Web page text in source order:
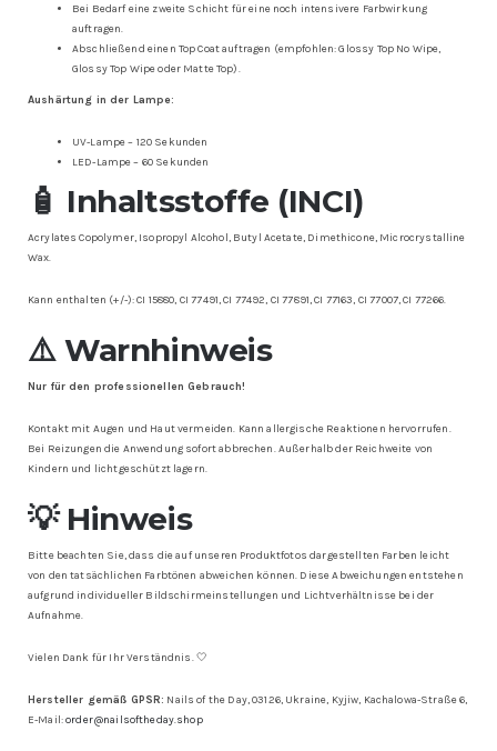
Bei Bedarf eine zweite Schicht für eine noch intensivere Farbwirkung
auftragen.
Abschließend einen Top Coat auftragen (empfohlen: Glossy Top No Wipe,
Glossy Top Wipe oder Matte Top).
Aushärtung in der Lampe:
UV-Lampe – 120 Sekunden
LED-Lampe – 60 Sekunden
🧴 Inhaltsstoffe (INCI)
Acrylates Copolymer, Isopropyl Alcohol, Butyl Acetate, Dimethicone, Microcrystalline
Wax.
Kann enthalten (+/-): CI 15880, CI 77491, CI 77492, CI 77891, CI 77163, CI 77007, CI 77266.
⚠️ Warnhinweis
Nur für den professionellen Gebrauch!
Kontakt mit Augen und Haut vermeiden. Kann allergische Reaktionen hervorrufen.
Bei Reizungen die Anwendung sofort abbrechen. Außerhalb der Reichweite von
Kindern und lichtgeschützt lagern.
💡 Hinweis
Bitte beachten Sie, dass die auf unseren Produktfotos dargestellten Farben leicht
von den tatsächlichen Farbtönen abweichen können. Diese Abweichungen entstehen
aufgrund individueller Bildschirmeinstellungen und Lichtverhältnisse bei der
Aufnahme.
Vielen Dank für Ihr Verständnis. 🤍
Hersteller gemäß GPSR: Nails of the Day, 03126, Ukraine, Kyjiw, Kachalowa-Straße 6,
E-Mail:order@nailsoftheday.shop